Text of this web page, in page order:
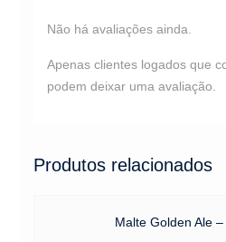
Não há avaliações ainda.
Apenas clientes logados que
podem deixar uma avaliação.
Produtos relacionados
Malte Golden Ale